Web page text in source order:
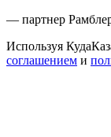
— партнер
Используя
соглашением и